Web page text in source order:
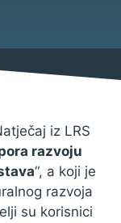
iz LRS
razvoju
“, a koji je
razvoja
su korisnici